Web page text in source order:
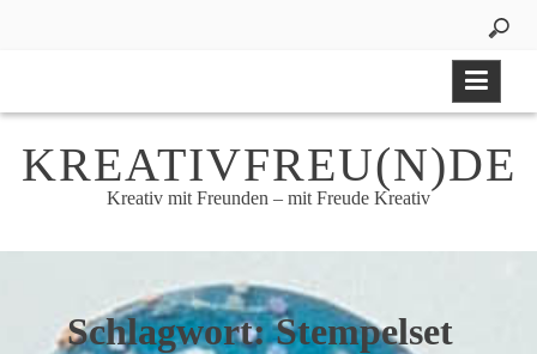
KREATIVFREU(N)DE
Kreativ mit Freunden – mit Freude Kreativ
Schlagwort:Stempelset